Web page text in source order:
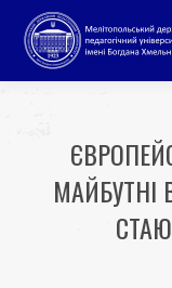
МАЙБУТНІ